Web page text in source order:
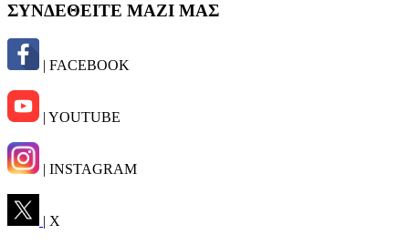
ΣΥΝΔΕΘΕΙΤΕ ΜΑΖΙ ΜΑΣ
| FACEBOOK
| YOUTUBE
| INSTAGRAM
| X